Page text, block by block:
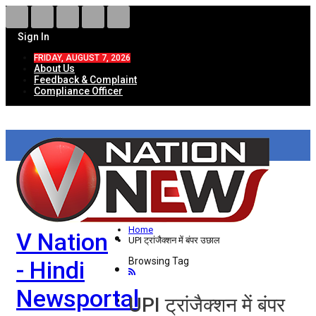
Sign In
FRIDAY, AUGUST 7, 2026
About Us
Feedback & Complaint
Compliance Officer
V Nation
- Hindi
Newsportal
HOME
ताज़ा खबरें
देश
विदेश
राज्य
उत्तर प्रदेश
Home
UPI ट्रांजैक्शन में बंपर उछाल
Browsing Tag
UPI ट्रांजैक्शन में बंपर